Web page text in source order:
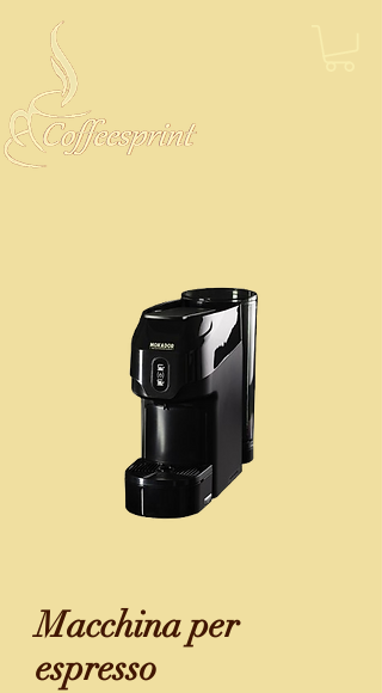
Macchina per
espresso